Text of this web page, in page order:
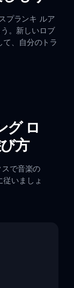
プランキ ルア
。新しいロブ
て、自分のトラ
グ ロ
方
で音楽の
従いましょ